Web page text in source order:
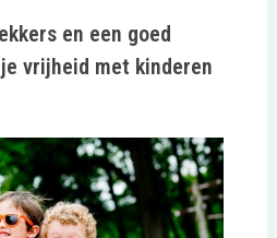
en een goed
vrijheid met kinderen